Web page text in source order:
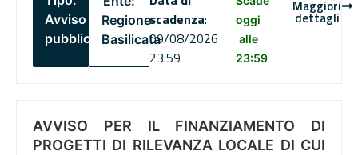
Avviso
pubblico
Regione
Basilicata
scadenza:
09/08/2026
23:59
oggi
alle
23:59
Maggiori
dettagli
AVVISO PER IL FINANZIAMENTO DI
PROGETTI DI RILEVANZA LOCALE DI CUI